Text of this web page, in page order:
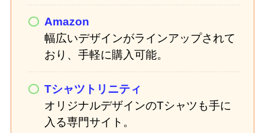
Amazon
幅広いデザインがラインアップされて
おり、手軽に購入可能。
Tシャツトリニティ
オリジナルデザインのTシャツも手に
入る専門サイト。